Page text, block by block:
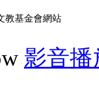
影音